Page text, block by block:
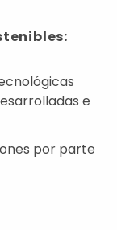
e
por parte